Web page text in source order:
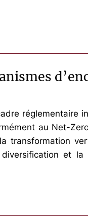
réglementaire
au Net-
transformation
et la